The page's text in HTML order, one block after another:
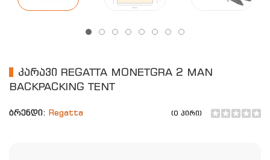
ᲙᲐᲠᲐᲕᲘ REGATTA MONETGRA 2 MAN
BACKPACKING TENT
ბრენდი: Regatta (0 პირი)